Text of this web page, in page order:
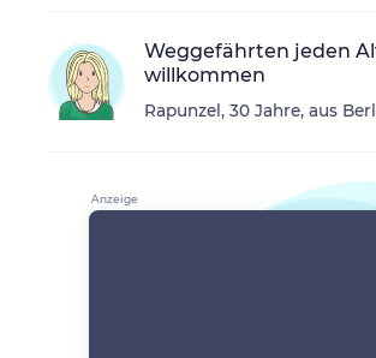
Weggefährten jeden
willkommen
Rapunzel, 30 Jahre, aus